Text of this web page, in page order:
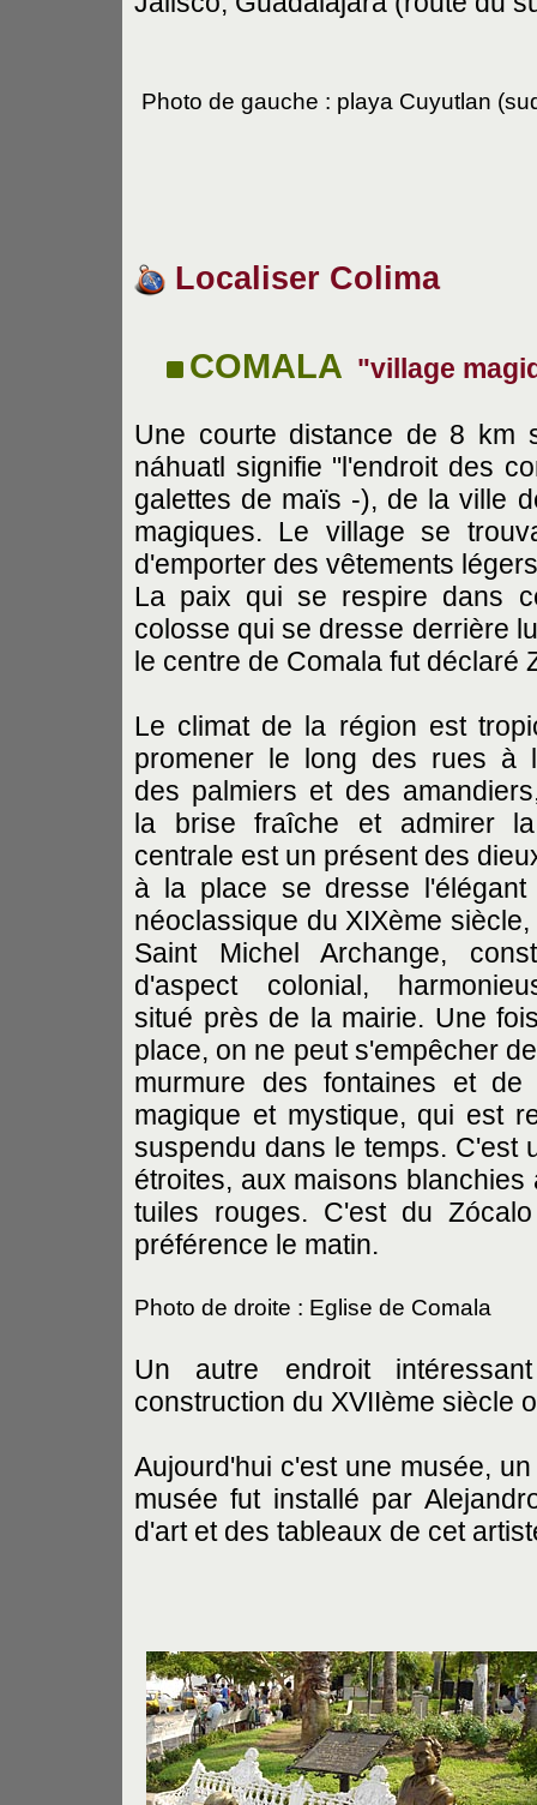
Photo de gauche : playa Cuyutlan
Localiser Colima
COMALA "village
Une courte distance de 8 km
náhuatl signifie "l'endroit des
galettes de maïs -), de la ville
magiques. Le village se
d'emporter des vêtements
La paix qui se respire dans
colosse qui se dresse derrière
le centre de Comala fut déclaré
Le climat de la région est
promener le long des rues à
des palmiers et des
la brise fraîche et admirer
centrale est un présent des
à la place se dresse l'élégant
néoclassique du XIXème siècle,
Saint Michel Archange,
d'aspect colonial,
situé près de la mairie. Une
place, on ne peut s'empêcher
murmure des fontaines et
magique et mystique, qui est
suspendu dans le temps. C'est
étroites, aux maisons
tuiles rouges. C'est du
préférence le matin.
Photo de droite : Eglise de Comala
Un autre endroit
construction du XVIIème siècle
Aujourd'hui c'est une musée,
musée fut installé par
d'art et des tableaux de cet